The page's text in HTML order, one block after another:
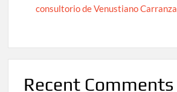
consultorio de Venustiano Carranza
Recent Comments